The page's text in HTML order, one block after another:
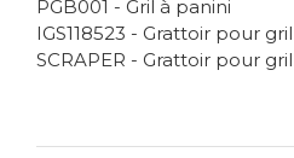
PGB001 - Gril à panini
IGS118523 - Grattoir pour
SCRAPER - Grattoir pour